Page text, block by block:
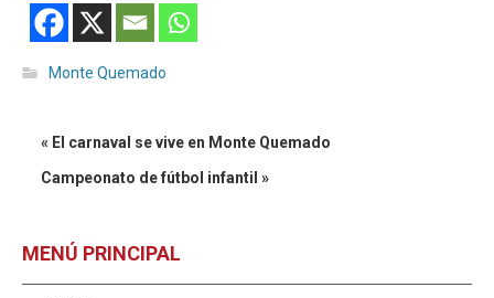
Monte Quemado
« El carnaval se vive en Monte Quemado
Campeonato de fútbol infantil »
MENÚ PRINCIPAL